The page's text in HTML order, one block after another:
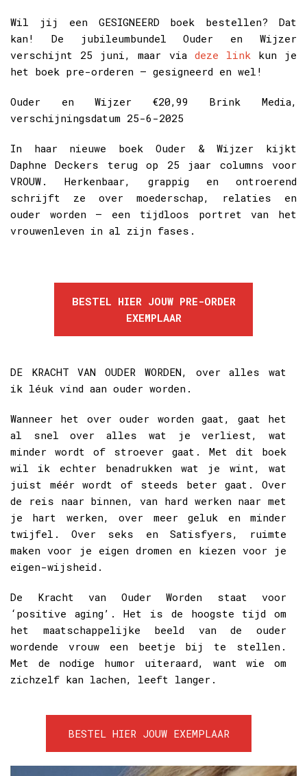
Wil jij een GESIGNEERD boek bestellen? Dat
kan! De jubileumbundel Ouder en Wijzer
verschijnt 25 juni, maar via deze linkkun je
het boek pre-orderen – gesigneerd en wel!
Ouder en Wijzer €20,99 Brink Media,
verschijningsdatum 25-6-2025
In haar nieuwe boek Ouder & Wijzer kijkt
Daphne Deckers terug op 25 jaar columns voor
VROUW. Herkenbaar, grappig en ontroerend
schrijft ze over moederschap, relaties en
ouder worden – een tijdloos portret van het
vrouwenleven in al zijn fases.
BESTEL HIER JOUW PRE-ORDER
EXEMPLAAR
DE KRACHT VAN OUDER WORDEN, over alles wat
ik léuk vind aan ouder worden.
Wanneer het over ouder worden gaat, gaat het
al snel over alles wat je verliest, wat
minder wordt of stroever gaat. Met dit boek
wil ik echter benadrukken wat je wint, wat
juist méér wordt of steeds beter gaat. Over
de reis naar binnen, van hard werken naar met
je hart werken, over meer geluk en minder
twijfel. Over seks en Satisfyers, ruimte
maken voor je eigen dromen en kiezen voor je
eigen-wijsheid.
De Kracht van Ouder Worden staat voor
‘positive aging’. Het is de hoogste tijd om
het maatschappelijke beeld van de ouder
wordende vrouw een beetje bij te stellen.
Met de nodige humor uiteraard, want wie om
zichzelf kan lachen, leeft langer.
BESTEL HIER JOUW EXEMPLAAR